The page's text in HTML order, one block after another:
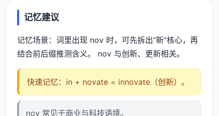
记忆建议
记忆场景：词里出现 nov 时，可先拆出“新”核心，再
结合前后缀推测含义。 nov 与创新、更新相关。
快速记忆：in + novate = innovate（创新）。
nov 常见于商业与科技语境。